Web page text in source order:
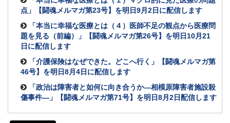
点」【闘魂メルマガ第23号】を明日9月2日に配信します
「本当に幸福な医療とは（４）医師不足の観点から医療問
題を見る（前編）」【闘魂メルマガ第26号】を明日10月21
日に配信します
「介護保険はなぜできた。どこへ行く」【闘魂メルマガ第
46号】を明日8月4日に配信します
「政治は障害者と如何に向き合うか―相模原障害者施設殺
傷事件―」【闘魂メルマガ第71号】を明日8月2日配信します